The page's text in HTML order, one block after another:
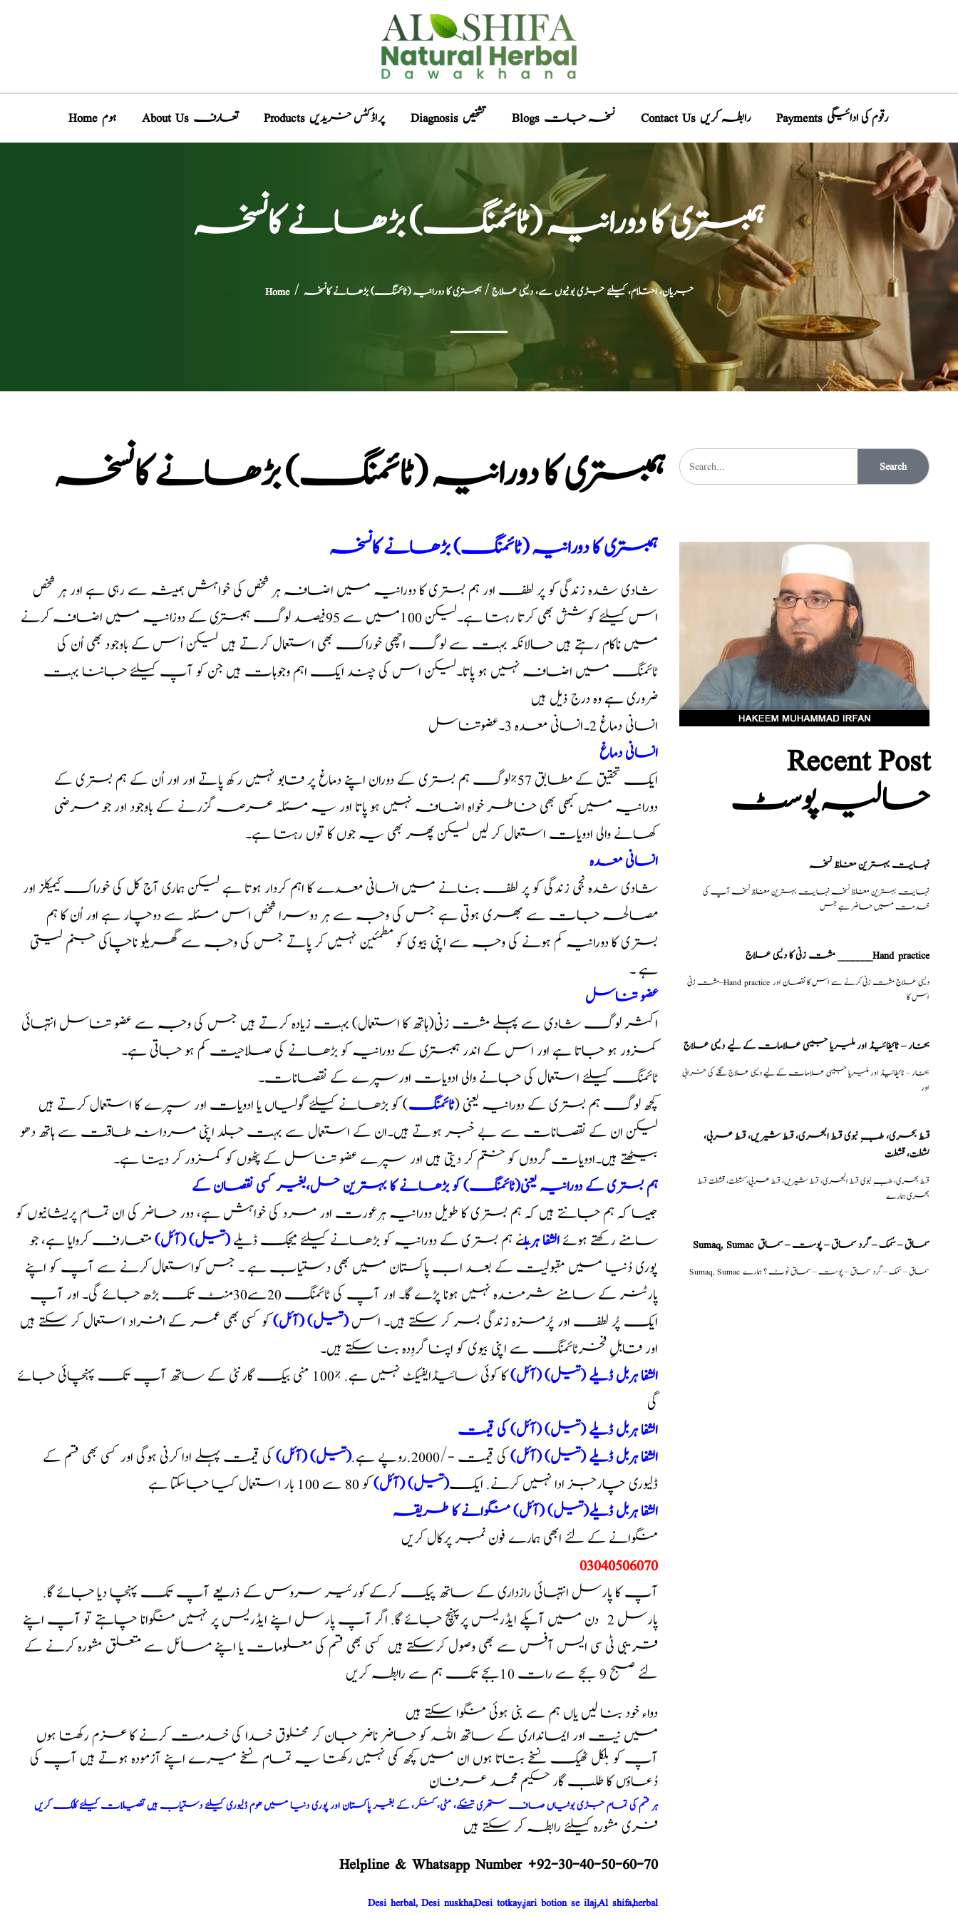
Home ہوم About Us تعارف Products پراڈکٹس خریدیں Diagnosis تشخیص Blogs نسخہ جات Contact Us رابطہ کریں Payments رقوم کی ادائیگی
ہمبستری کا دورانیہ (ٹائمنگ) بڑھانے کانسخہ
Home/ جریان، احتلام، کیلئے جڑی بوٹیوں سے، دیسی علاج/ ہمبستری کا دورانیہ (ٹائمنگ) بڑھانے کانسخہ
ہمبستری کا دورانیہ (ٹائمنگ) بڑھانے کانسخہ
ہمبستری کا دورانیہ (ٹائمنگ) بڑھانے کانسخہ
شادی شدہ زندگی کو پر لطف اور ہم بستری کا دورانیہ میں اضافہ ہر شخص کی خواہش ہمیشہ سے رہی ہے اور ہر شخص
اس کیلئے کوشش بھی کرتا رہتا ہے۔لیکن 100میں سے 95فیصد لوگ ہمبستری کے دوزانیہ میں اضافہ کرنے
میں ناکام رہتے ہیں حالانکہ بہت سے لوگ اچھی خوراک بھی استعمال کرتے ہیں لیکن اُس کے باوجود بھی اُن کی
ٹائمنگ میں اضافہ نہیں ہو پاتا۔لیکن اس کی چند ایک اہم وجوہات ہیں جن کو آپ کیلئے جاننا بہت
ضروری ہے وہ درج ذیل ہیں
انسانی دماغ 2۔انسانی معدہ 3۔عضوتناسل
انسانی دماغ
ایک تحقیق کے مطابق 57%لوگ ہم بستری کے دوران اپنے دماغ پر قابو نہیں رکھ پاتے اور اور اُن کے ہم بستری کے
دورانیہ میں کبھی بھی خاطر خواہ اضافہ نہیں ہو پاتا اور یہ مسئلہ عرصہ گزرنے کے باوجود اور جو مرضی
کھانے والی ادویات استعمال کر لیں لیکن پھر بھی یہ جوں کا توں رہتا ہے۔
انسانی معدہ
شادی شدہ نجی زندگی کو پر لطف بنانے میں انسانی معدے کا اہم کردار ہوتا ہے لیکن ہماری آج کل کی خوراک کیمیکلز اور
مصالحہ جات سے بھری ہوتی ہے جس کی وجہ سے ہر دوسرا شخص اس مسئلہ سے دوچار ہے اور اُن کا ہم
بستری کا دورانیہ کم ہونے کی وجہ سے اپنی بیوی کو مطمئین نہیں کر پاتے جس کی وجہ سے گھریلو ناچاکی جنم لیتی
ہے ۔
عضو تناسل
اکثر لوگ شادی سے پہلے مشت زنی(ہاتھ کا استعمال) بہت زیادہ کرتے ہیں جس کی وجہ سے عضو تناسل انتہائی
کمزور ہو جاتا ہے اور اس کے اندر ہمبستری کے دورانیہ کو بڑھانے کی صلاحیت کم ہو جاتی ہے۔
ٹائمنگ کیلئے استعمال کی جانے والی ادویات اورسپرے کے نقصانات۔
کچھ لوگ ہم بستری کے دورانیہ یعنی (ٹائمنگ) کو بڑھانے کیلئے گولیاں یا ادویات اور سپرے کا استعمال کرتے ہیں
لیکن ان کے نقصانات سے بے خبر ہوتے ہیں۔ان کے استعمال سے بہت جلد اپنی مردانہ طاقت سے ہاتھ دھو
بیٹھتے ہیں۔ادویات گردوں کو ختم کر دیتی ہیں اور سپرے عضو تناسل کے پٹھوں کو کمزور کر دیتا ہے۔
ہم بستری کے دورانیہ یعنی(ٹائمنگ) کو بڑھانے کا بہترین حل،بغیر کسی نقصان کے
جیسا کہ ہم جانتے ہیں کہ ہم بستری کا طویل دورانیہ ہرعورت اور مرد کی خواہش ہے، دور حاضر کی ان تمام پریشانیوں کو
سامنے رکھتے ہوئےالشفا ہربلنے ہم بستری کے دورانیہ کو بڑھانے کیلئے میجک ڈیلے(تیل) (آئل)متعارف کروایا ہے، جو
پوری دُنیا میں مقبولیت کے بعد اب پاکستان میں بھی دستیاب ہے ۔ جس کواستعمال کرنے سے آپ کو اپنے
پارٹنر کے سامنے شرمندہ نہیں ہونا پڑے گا۔ اور آپ کی ٹائمنگ 20سے30منٹ تک بڑھ جائے گی۔ اور آپ
ایک پُر لطف اور پُرمزہ زندگی بسر کر سکتے ہیں۔ اس(تیل) (آئل)کو کسی بھی عمر کے افراد استعمال کر سکتے ہیں
اور قابلِ فخرٹائمنگ سے اپنی بیوی کو اپنا گروِدہ بنا سکتے ہیں۔
الشفا ہربل ڈیلے (تیل) (آئل)
کا کوئی سائیڈایفیکٹ نہیں ہے. %100 منی بیک گارنٹی کے ساتھ آپ تک پہنچائی جائے
گی
الشفا ہربل ڈیلے (تیل) (آئل) کی قیمت
الشفا ہربل ڈیلے (تیل) (آئل) کی قیمت -/2000.روپے ہے. (تیل) (آئل) کی قیمت پہلے ادا کرنی ہوگی اور کسی بھی قسم کے
ڈلیوری چارجز ادا نہیں کرنے. ایک(تیل) (آئل)کو 80 سے 100 بار استعمال کیا جاسکتا ہے
الشفا ہربل ڈیلے(تیل) (آئل) منگوانے کا طریقہ
منگوانے کے لئے ابھی ہمارے فون نمبر پرکال کریں
03040506070
آپ کا پارسل انتہائی رازداری کے ساتھ پیک کرکے کورئیر سروس کے ذریعے آپ تک پہنچا دیا جائے گا.
پارسل 2 دن میں آپکے ایڈریس پرپہنچ جائے گا. اگر آپ پارسل اپنے ایڈریس پر نہیں منگوانا چاہتے تو آپ اپنے
قریبی ٹی سی ایس آفس سے بھی وصول کرسکتے ہیں کسی بھی قسم کی معلومات یا اپنے مسائل سے متعلق مشورہ کرنے کے
لئے صبح 9 بجے سے رات 10بجے تک ہم سے رابطہ کریں
دواء خود بنا لیں یاں ہم سے بنی ہوئی منگوا سکتے ہیں
میں نیت اور ایمانداری کے ساتھ اللہ کو حاضر ناضر جان کر مخلوق خدا کی خدمت کرنے کا عزم رکھتا ہوں
آپ کو بلکل ٹھیک نسخے بتاتا ہوں ان میں کچھ کمی نہیں رکھتا یہ تمام نسخے میرے اپنے آزمودہ ہوتے ہیں آپ کی
دُعاؤں کا طلب گار حکیم محمد عرفان
ہر قسم کی تمام جڑی بوٹیاں صاف ستھری تنکے، مٹی، کنکر، کے بغیر پاکستان اور پوری دنیا میں ھوم ڈلیوری کیلئے دستیاب ہیں تفصیلات کیلئے کلک کریں
فری مشورہ کیلئے رابطہ کر سکتے ہیں
Helpline & Whatsapp Number +92-30-40-50-60-70
Desi herbal, Desi nuskha,Desi totkay,jari botion se ilaj,Al shifa,herbal
Search
Recent Post
حالیہ پوسٹ
نہایت بہترین مغلظ نسخہ
نہایت بہترین مغلظ نسخہ نہایت بہترین مغلظ نسخہ آپ کی
خدمت میں حاضر ہے جس
مشت زنی کا دیسی علاج _______Hand practice
مشت زنی–Hand practice دیسی علاج مشت زنی کرنے سے اس کا نقصان اور
اس کا
بخار – ٹائیفائیڈ اور ملیریا جیسی علامات کے لیے دیسی علاج
بخار – ٹائیفائیڈ اور ملیریا جیسی علامات کے لیے دیسی علاج گلے کی خرابی
اور
قسط بحری، طبِ نبوی قسط البحری، قسط شیریں، قسط عربی،
كشطت، قشطت
بحری ہمارے
Sumaq, Sumac سماق – سُمک – گرد سماق – پوست – سماق
Sumaq, Sumac سماق – سُمک – گرد سماق – پوست – سماق نوٹ ؟ ہمارے